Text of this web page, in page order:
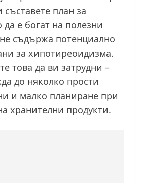
план за
е богат на полезни
съдържа потенциално
за хипотиреоидизма.
това да ви затрудни –
до няколко прости
и малко планиране при
хранителни продукти.